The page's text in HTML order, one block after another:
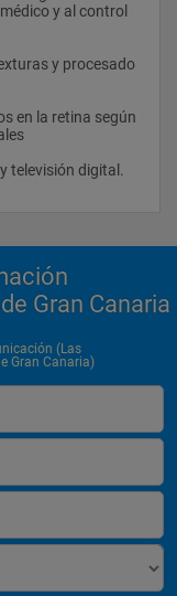
y al control
televisión digital.
Gran Canaria
(Las
Gran Canaria)